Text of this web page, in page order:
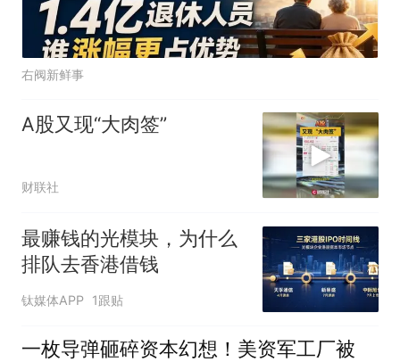
右阀新鲜事
A股又现“大肉签”
财联社
最赚钱的光模块，为什么
排队去香港借钱
钛媒体APP 1跟贴
一枚导弹砸碎资本幻想！美资军工厂被